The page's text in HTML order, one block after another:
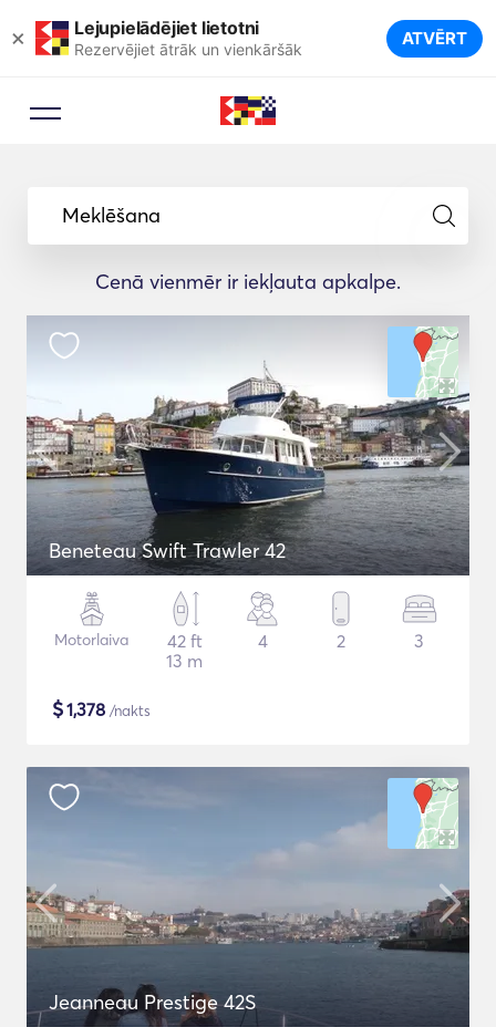
× Lejupielādējiet lietotni
Rezervējiet ātrāk un vienkāršāk ATVĒRT
Meklēšana
Cenā vienmēr ir iekļauta apkalpe.
Beneteau Swift Trawler 42
Motorlaiva
42 ft
13 m
4 2 3
$1,378 /nakts
Jeanneau Prestige 42S